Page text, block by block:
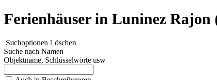
Ferienhäuser in Luninez Rajon
Suchoptionen Löschen
Suche nach Namen
Objektname, Schlüsselwörte usw